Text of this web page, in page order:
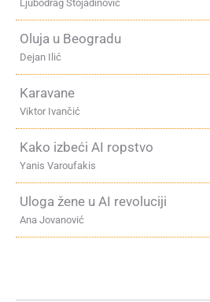
Ljubodrag Stojadinović
Oluja u Beogradu
Dejan Ilić
Karavane
Viktor Ivančić
Kako izbeći AI ropstvo
Yanis Varoufakis
Uloga žene u AI revoluciji
Ana Jovanović